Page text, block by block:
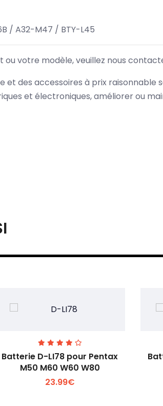
/ A32-M47 / BTY-L45
votre modèle, veuillez nous
et des accessoires à prix
et électroniques, améliorer ou
Voir plus +
Batterie D-LI78 pour Pentax
M50 M60 W60 W80
23.99€